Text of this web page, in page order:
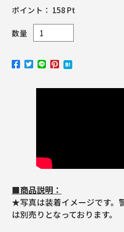
ポイント： 158 Pt
数量
■商品説明：
★写真は装着イメージです。
は別売りとなっております。